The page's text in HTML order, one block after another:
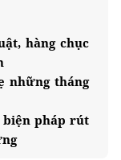
hàng chục
những tháng
biện pháp rút